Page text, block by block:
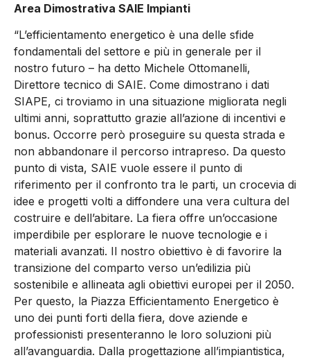
Area Dimostrativa SAIE Impianti
“L’efficientamento energetico è una delle sfide
fondamentali del settore e più in generale per il
nostro futuro – ha detto Michele Ottomanelli,
Direttore tecnico di SAIE. Come dimostrano i dati
SIAPE, ci troviamo in una situazione migliorata negli
ultimi anni, soprattutto grazie all’azione di incentivi e
bonus. Occorre però proseguire su questa strada e
non abbandonare il percorso intrapreso. Da questo
punto di vista, SAIE vuole essere il punto di
riferimento per il confronto tra le parti, un crocevia di
idee e progetti volti a diffondere una vera cultura del
costruire e dell’abitare. La fiera offre un’occasione
imperdibile per esplorare le nuove tecnologie e i
materiali avanzati. Il nostro obiettivo è di favorire la
transizione del comparto verso un’edilizia più
sostenibile e allineata agli obiettivi europei per il 2050.
Per questo, la Piazza Efficientamento Energetico è
uno dei punti forti della fiera, dove aziende e
professionisti presenteranno le loro soluzioni più
all’avanguardia. Dalla progettazione all’impiantistica,